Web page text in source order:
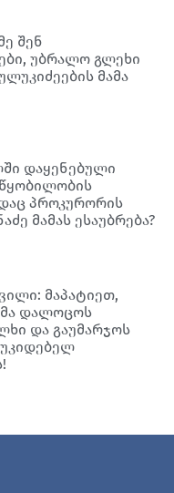
შენ
უბრალო გლეხი
მამა
დაყენებული
პროკურორის
მამას ესაუბრება?
მაპატიეთ,
დალოცოს
და გაუმარჯოს